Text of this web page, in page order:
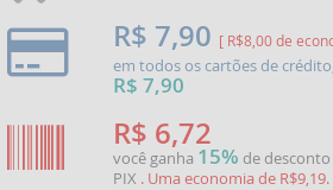
R$ 7,90 [ R$8,00 de
em todos os cartões de
R$ 7,90
R$ 6,72
você ganha 15% de
PIX . Uma economia de R$9,19.